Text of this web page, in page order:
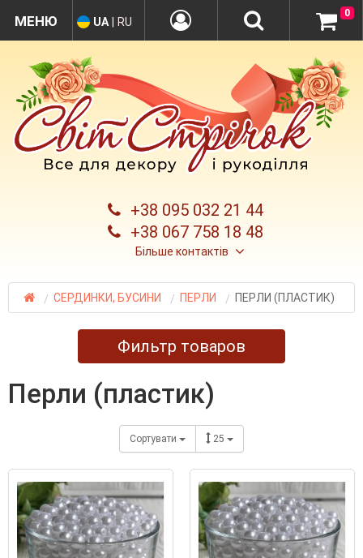
+38 095 032 21 44
+38 067 758 18 48
Більше контактів
UA RU
0
СЕРДИНКИ, БУСИНИ ПЕРЛИ ПЕРЛИ (ПЛАСТИК)
Фильтр товаров
перли (пластик)
Сортувати 25